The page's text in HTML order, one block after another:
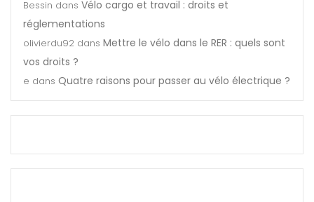
Bessin dans Vélo cargo et travail : droits et
réglementations
olivierdu92 dans Mettre le vélo dans le RER : quels sont
vos droits ?
e dans Quatre raisons pour passer au vélo électrique ?